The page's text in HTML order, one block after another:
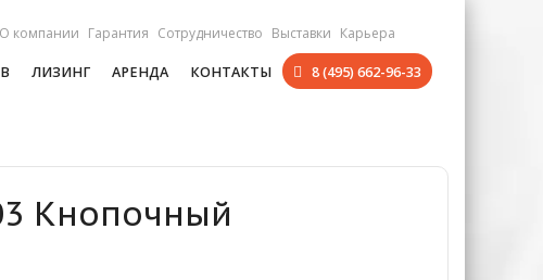
О компании Гарантия Сотрудничество Выставки Карьера
ЛИЗИНГ АРЕНДА КОНТАКТЫ 8 (495) 662-96-33
Кнопочный